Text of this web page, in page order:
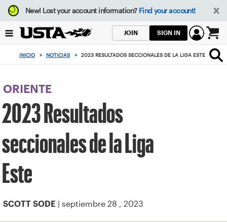
Enfoque
desde
botón
volver
principio
New!Lost your account information? Find your account!
JOIN SIGN IN
0
artículos
en
carrito
INICIO > NOTICIAS > 2023 RESULTADOS SECCIONALES DE LA LIGA ESTE
ORIENTE
2023 Resultados
seccionales de la Liga
Este
SCOTT SODE | septiembre 28 , 2023